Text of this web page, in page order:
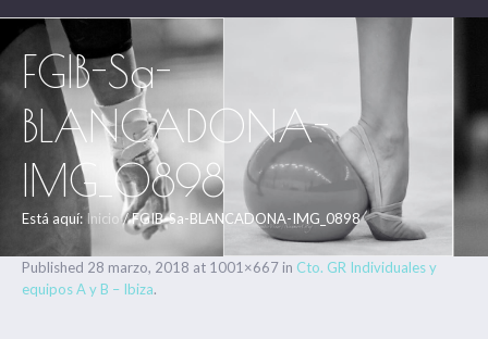
FGIB-Sa-
BLANCADONA-
IMG_0898
Está aquí: Inicio /FGIB-Sa-BLANCADONA-IMG_0898
Published 28 marzo, 2018 at 1001×667 in Cto. GR Individuales y
equipos A y B – Ibiza.